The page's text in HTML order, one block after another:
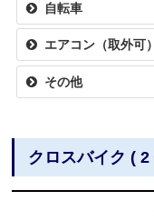
自転車
エアコン（取外可）
その他
クロスバイク ( 2